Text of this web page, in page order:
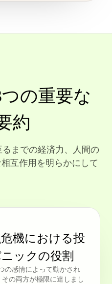
つの重要な
約
までの経済力、人間の
互作用を明らかにして
機における投
ックの役割
の感情によって動かされ
の両方が極限に達しまし